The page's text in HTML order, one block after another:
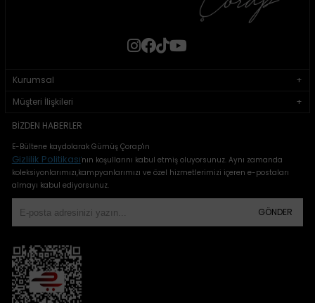
Kurumsal
Müşteri İlişkileri
BIZDEN HABERLER
E-Bültene kaydolarak Gümüş Çorap'ın
Gizlilik Politikası'nın koşullarını kabul etmiş oluyorsunuz. Aynı zamanda
koleksiyonlarımızı,kampyanlarımızı ve özel hizmetlerimizi içeren e-postaları
almayı kabul ediyorsunuz.
GÖNDER